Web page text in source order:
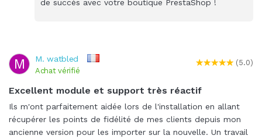
de succès avec votre boutique PrestaShop !
M M. watbled
Achat vérifié
(5.0)
Excellent module et support très réactif
Ils m'ont parfaitement aidée lors de l'installation en allant
récupérer les points de fidélité de mes clients depuis mon
ancienne version pour les importer sur la nouvelle. Un travail